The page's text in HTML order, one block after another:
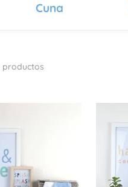
Cuna
productos